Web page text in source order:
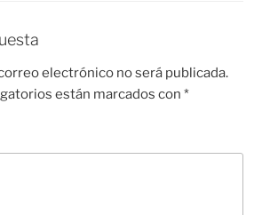
electrónico no será publicada.
están marcados con *